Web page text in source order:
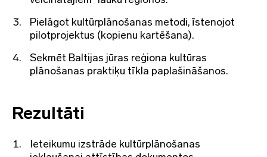
Pielāgot kultūrplānošanas metodi, īstenojot
pilotprojektus (kopienu kartēšana).
Sekmēt Baltijas jūras reģiona kultūras
plānošanas praktiķu tīkla paplašināšanos.
Rezultāti
Ieteikumu izstrāde kultūrplānošanas